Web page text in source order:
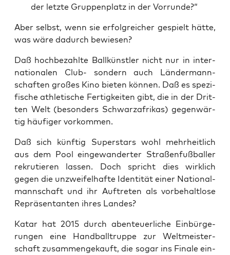
der letz­te Grup­pen­platz in der Vorrunde?“
Aber selbst, wenn sie erfolg­rei­cher gespielt hät­te,
was wäre dadurch bewiesen?
Daß hoch­be­zahl­te Ball­künst­ler nicht nur in inter­
na­tio­na­len Club- son­dern auch Län­der­mann­
schaf­ten gro­ßes Kino bie­ten kön­nen. Daß es spe­zi­
fi­sche ath­le­ti­sche Fer­tig­kei­ten gibt, die in der Drit­
ten Welt (beson­ders Schwarz­afri­kas) gegen­wär­
tig häu­fi­ger vorkommen.
Daß sich künf­tig Super­stars wohl mehr­heit­lich
aus dem Pool ein­ge­wan­der­ter Stra­ßen­fuß­bal­ler
rekru­tie­ren las­sen. Doch spricht dies wirk­lich
gegen die unzwei­fel­haf­te Iden­ti­tät einer Natio­nal­
mann­schaft und ihr Auf­tre­ten als vor­be­halt­lo­se
Reprä­sen­tan­ten ihres Landes?
Katar hat 2015 durch aben­teu­er­li­che Ein­bür­ge­
run­gen eine Hand­ball­trup­pe zur Welt­meis­ter­
schaft zusam­men­ge­kauft, die sogar ins Fina­le ein­